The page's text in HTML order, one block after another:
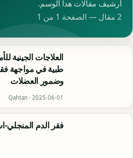
أرشيف مقالات هذا الوسم.
2 مقال — الصفحة 1 من 1
العلاجات الجينية
طبية في مواجهة
وضمور العضلات
Qahtan · 2025-06-01
فقر الدم المنجلي-